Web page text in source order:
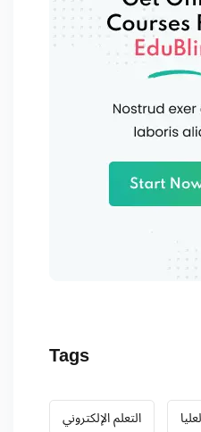
Tags
التعلم الإلكتروني